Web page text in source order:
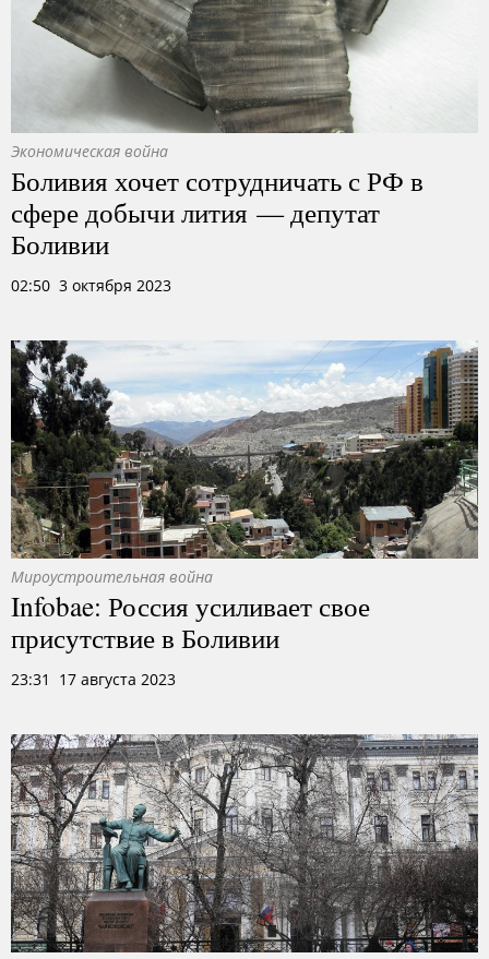
Экономическая война
Боливия хочет сотрудничать с РФ в
сфере добычи лития — депутат
Боливии
02:50 3 октября 2023
Мироустроительная война
Infobae: Россия усиливает свое
присутствие в Боливии
23:31 17 августа 2023